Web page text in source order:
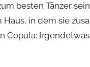
besten Tänzer
in dem sie
Copula: